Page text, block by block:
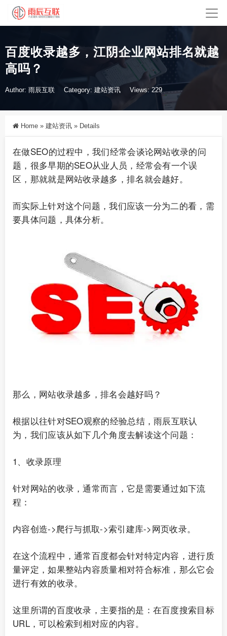
百度收录越多，江阴企业网站排名就越
高吗？
Author: 雨辰互联 Category: 建站资讯 Views: 229
Home » 建站资讯 » Details
在做SEO的过程中，我们经常会谈论网站收录的问
题，很多早期的SEO从业人员，经常会有一个误
区，那就就是网站收录越多，排名就会越好。
而实际上针对这个问题，我们应该一分为二的看，需
要具体问题，具体分析。
那么，网站收录越多，排名会越好吗？
根据以往针对SEO观察的经验总结，雨辰互联认
为，我们应该从如下几个角度去解读这个问题：
1、收录原理
针对网站的收录，通常而言，它是需要通过如下流
程：
内容创造->爬行与抓取->索引建库->网页收录。
在这个流程中，通常百度都会针对特定内容，进行质
量评定，如果整站内容质量相对符合标准，那么它会
进行有效的收录。
这里所谓的百度收录，主要指的是：在百度搜索目标
URL，可以检索到相对应的内容。